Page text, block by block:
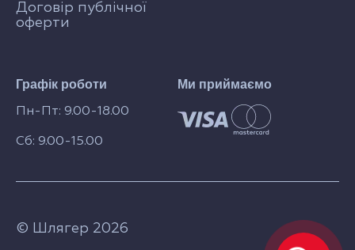
Графік роботи
Пн-Пт: 9.00-18.00
Сб: 9.00-15.00
Договір публічної
оферти
Ми приймаємо
© Шлягер 2026